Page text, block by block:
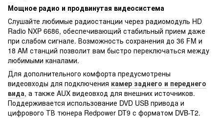
Мощное радио и продвинутая видеосистема
Слушайте любимые радиостанции через радиомодуль HD
Radio NXP 6686, обеспечивающий стабильный прием даже
при слабом сигнале. Возможность сохранения до 36 FM и
18 AM станций позволит вам быстро переключаться между
любимыми каналами.
Для дополнительного комфорта предусмотрены
видеовходы для подключения камер заднего и переднего
вида, а также AUX видеовход для внешних источников.
Поддерживается использование DVD USB привода и
цифрового ТВ тюнера Redpower DT9 с форматом DVB-T2.